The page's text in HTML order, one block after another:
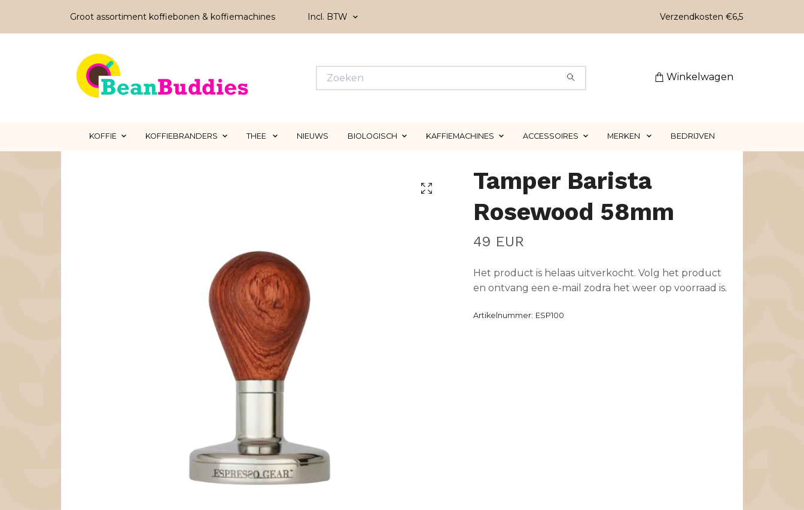
Groot assortiment koffiebonen & koffiemachines Incl. BTW Verzendkosten €6,5
Winkelwagen
KOFFIE KOFFIEBRANDERS THEE NIEUWS BIOLOGISCH KAFFIEMACHINES ACCESSOIRES MERKEN BEDRIJVEN
Tamper Barista
Rosewood 58mm
49 EUR
Het product is helaas uitverkocht. Volg het product
en ontvang een e-mail zodra het weer op voorraad is.
Artikelnummer: ESP100